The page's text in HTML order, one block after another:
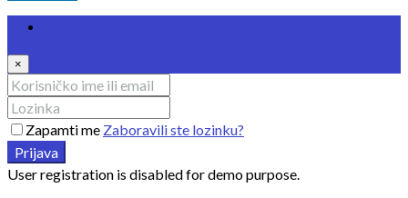
×
Zapamti me Zaboravili ste lozinku?
Prijava
User registration is disabled for demo purpose.